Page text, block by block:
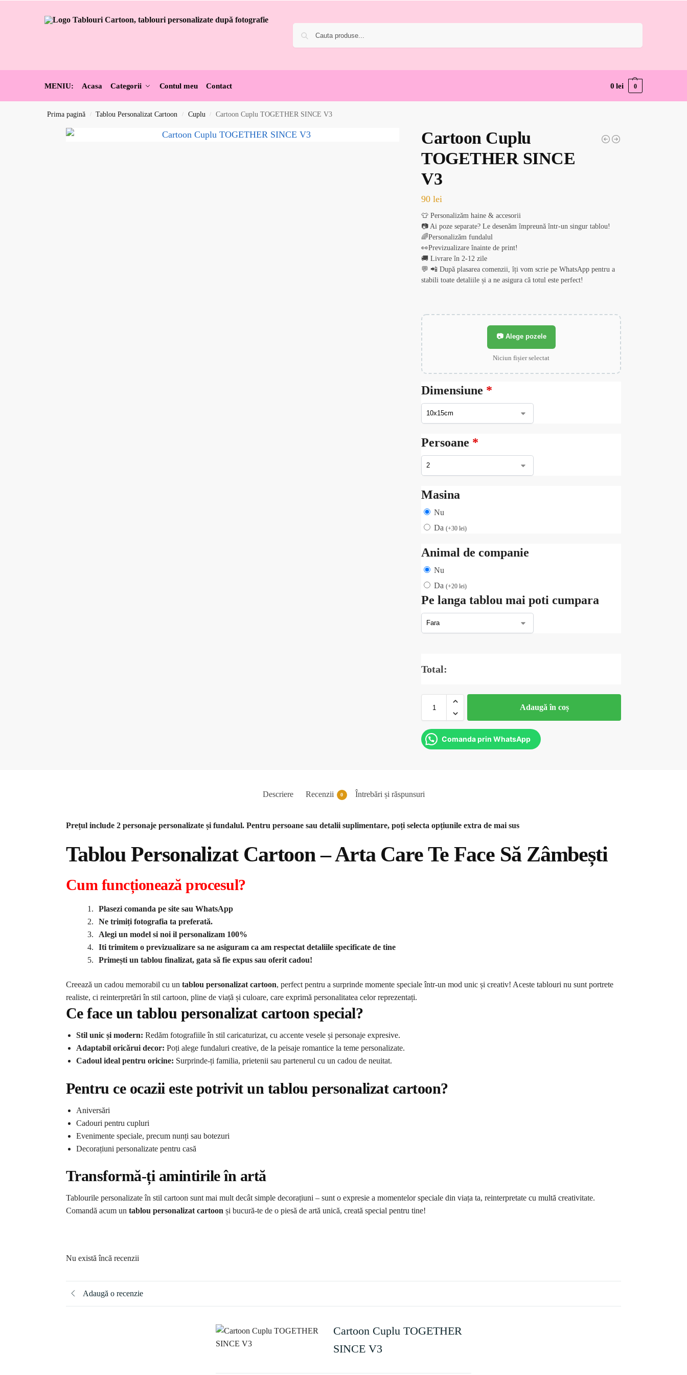
MENIU: Acasa Categorii Contul meu Contact 0lei 0
Prima pagină / Tablou Personalizat Cartoon / Cuplu / Cartoon Cuplu TOGETHER SINCE V3
Cartoon Cuplu
TOGETHER SINCE
V3
90lei
👕 Personalizăm haine & accesorii
📷 Ai poze separate? Le desenăm împreună într-un singur tablou!
🌈Personalizăm fundalul
👀Previzualizare înainte de print!
🚚 Livrare în 2-12 zile
💬 📲 După plasarea comenzii, îți vom scrie pe WhatsApp pentru a
stabili toate detaliile și a ne asigura că totul este perfect!
📷 Alege pozele
Niciun fișier selectat
Dimensiune *
Persoane *
Masina
Nu
Da(+30lei)
Animal de companie
Nu
Da(+20lei)
Pe langa tablou mai poti cumpara
Total:
Adaugă în coș
Comanda prin WhatsApp
Descriere Recenzii 0 Întrebări și răspunsuri
Prețul include 2 personaje personalizate și fundalul. Pentru persoane sau detalii suplimentare, poți selecta opțiunile extra de mai sus
Tablou Personalizat Cartoon – Arta Care Te Face Să Zâmbești
Cum funcționează procesul?
Plasezi comanda pe site sau WhatsApp
Ne trimiți fotografia ta preferată.
Alegi un model si noi il personalizam 100%
Iti trimitem o previzualizare sa ne asiguram ca am respectat detaliile specificate de tine
Primești un tablou finalizat, gata să fie expus sau oferit cadou!
Creează un cadou memorabil cu un tablou personalizat cartoon, perfect pentru a surprinde momente speciale într-un mod unic și creativ! Aceste tablouri nu sunt portrete
realiste, ci reinterpretări în stil cartoon, pline de viață și culoare, care exprimă personalitatea celor reprezentați.
Ce face un tablou personalizat cartoon special?
Stil unic și modern: Redăm fotografiile în stil caricaturizat, cu accente vesele și personaje expresive.
Adaptabil oricărui decor: Poți alege fundaluri creative, de la peisaje romantice la teme personalizate.
Cadoul ideal pentru oricine: Surprinde-ți familia, prietenii sau partenerul cu un cadou de neuitat.
Pentru ce ocazii este potrivit un tablou personalizat cartoon?
Aniversări
Cadouri pentru cupluri
Evenimente speciale, precum nunți sau botezuri
Decorațiuni personalizate pentru casă
Transformă-ți amintirile în artă
Tablourile personalizate în stil cartoon sunt mai mult decât simple decorațiuni – sunt o expresie a momentelor speciale din viața ta, reinterpretate cu multă creativitate.
Comandă acum un tablou personalizat cartoon și bucură-te de o piesă de artă unică, creată special pentru tine!
Nu există încă recenzii
Adaugă o recenzie
Cartoon Cuplu TOGETHER
SINCE V3